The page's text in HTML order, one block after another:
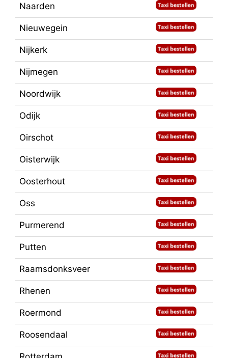
Naarden
Nieuwegein
Nijkerk
Nijmegen
Noordwijk
Odijk
Oirschot
Oisterwijk
Oosterhout
Oss
Purmerend
Putten
Raamsdonksveer
Rhenen
Roermond
Roosendaal